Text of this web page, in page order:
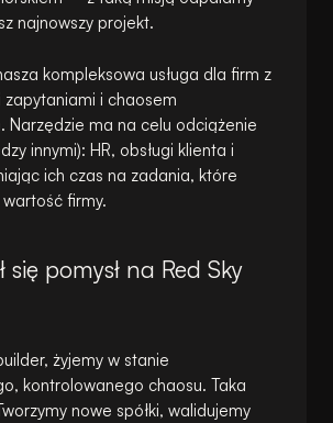
najnowszy projekt.
kompleksowa usługa dla firm z
i chaosem
Narzędzie ma na celu odciążenie
innymi): HR, obsługi klienta i
ich czas na zadania, które
firmy.
się pomysł na Red Sky
żyjemy w stanie
kontrolowanego chaosu. Taka
nowe spółki, walidujemy